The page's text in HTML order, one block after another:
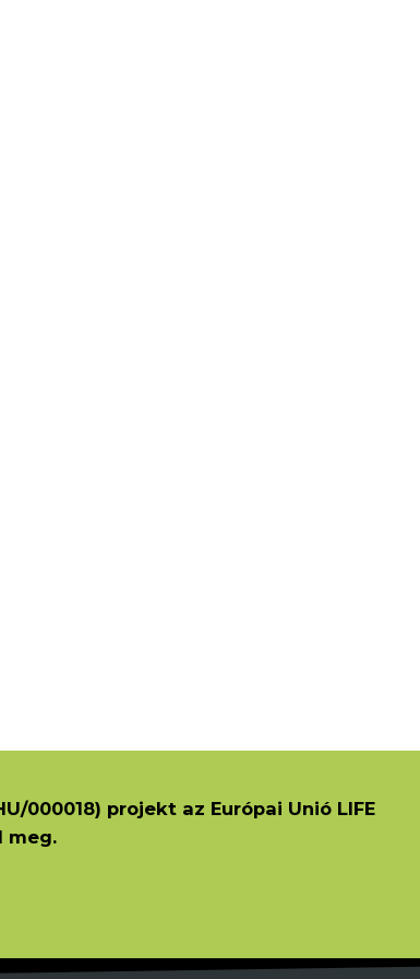
000018) projekt az Európai Unió LIFE
meg.